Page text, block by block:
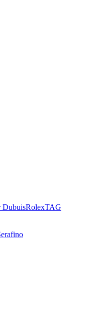
DubuisRolexTAG